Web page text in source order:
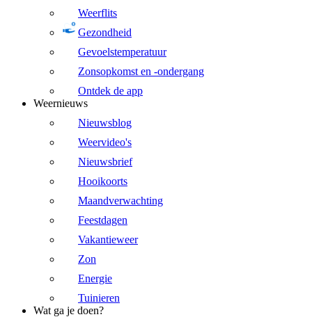
Weerflits
Gezondheid
Gevoelstemperatuur
Zonsopkomst en -ondergang
Ontdek de app
Weernieuws
Nieuwsblog
Weervideo's
Nieuwsbrief
Hooikoorts
Maandverwachting
Feestdagen
Vakantieweer
Zon
Energie
Tuinieren
Wat ga je doen?